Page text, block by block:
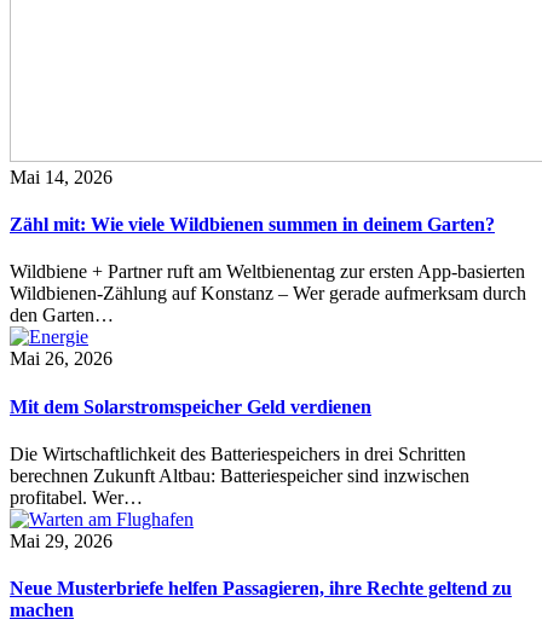
Mai 14, 2026
Zähl mit: Wie viele Wildbienen summen in deinem Garten?
Wildbiene + Partner ruft am Weltbienentag zur ersten App-basierten
Wildbienen-Zählung auf Konstanz – Wer gerade aufmerksam durch
den Garten…
Mai 26, 2026
Mit dem Solarstromspeicher Geld verdienen
Die Wirtschaftlichkeit des Batteriespeichers in drei Schritten
berechnen Zukunft Altbau: Batteriespeicher sind inzwischen
profitabel. Wer…
Mai 29, 2026
Neue Musterbriefe helfen Passagieren, ihre Rechte geltend zu
machen